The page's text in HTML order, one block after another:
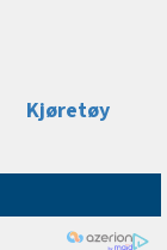
Kjøretøy